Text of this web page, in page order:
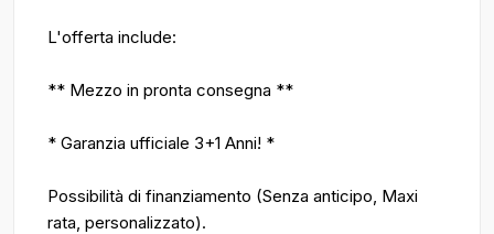
L'offerta include:
** Mezzo in pronta consegna **
* Garanzia ufficiale 3+1 Anni! *
Possibilità di finanziamento (Senza anticipo, Maxi
rata, personalizzato).